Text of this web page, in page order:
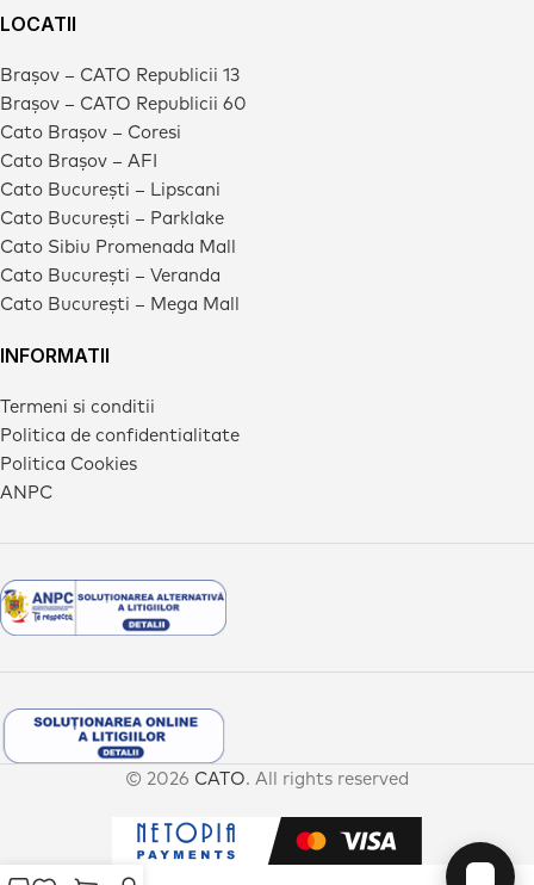
LOCATII
Brașov – CATO Republicii 13
Brașov – CATO Republicii 60
Cato Brașov – Coresi
Cato Brașov – AFI
Cato București – Lipscani
Cato București – Parklake
Cato Sibiu Promenada Mall
Cato București – Veranda
Cato București – Mega Mall
INFORMATII
Termeni si conditii
Politica de confidentialitate
Politica Cookies
ANPC
© 2026 CATO. All rights reserved